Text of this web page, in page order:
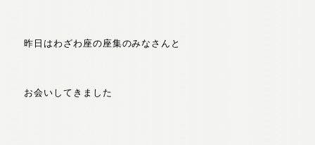
昨日はわざわ座の座集のみなさんと
お会いしてきました